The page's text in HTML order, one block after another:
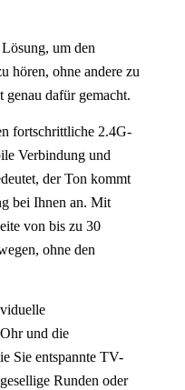
um den
hören, ohne andere zu
genau dafür gemacht.
fortschrittliche 2.4G-
Verbindung und
der Ton kommt
bei Ihnen an. Mit
von bis zu 30
ohne den
und die
Sie entspannte TV-
Runden oder